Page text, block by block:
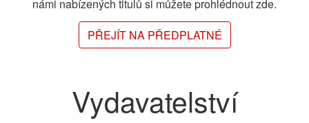
námi nabízených titulů si můžete prohlédnout zde.
PŘEJÍT NA PŘEDPLATNÉ
Vydavatelství